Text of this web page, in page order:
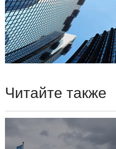
Читайте также